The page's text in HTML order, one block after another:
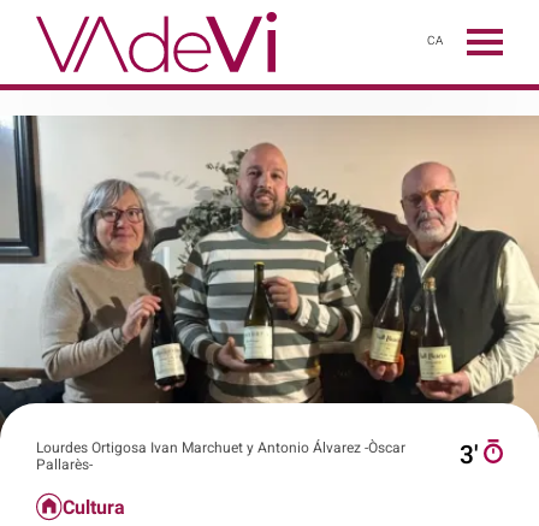
CA
Lourdes Ortigosa Ivan Marchuet y Antonio Álvarez -Òscar
Pallarès-
3′
Cultura